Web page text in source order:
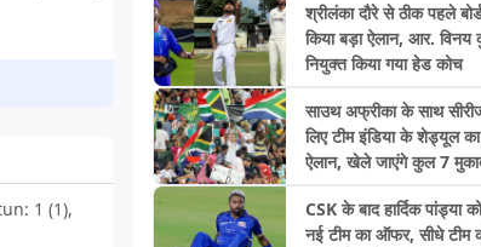
1 (1),
श्रीलंका दौरे से ठीक पहले
किया बड़ा ऐलान, आर. विनय
नियुक्त किया गया हेड कोच
साउथ अफ्रीका के साथ
लिए टीम इंडिया के शेड्यूल
ऐलान, खेले जाएंगे कुल 7
CSK के बाद हार्दिक पांड्या
नई टीम का ऑफर, सीधे टीम